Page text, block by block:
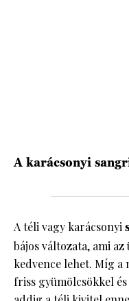
A karácsonyi
A téli vagy karácsonyi
bájos változata, ami
kedvence lehet. Míg
friss gyümölcsökkel